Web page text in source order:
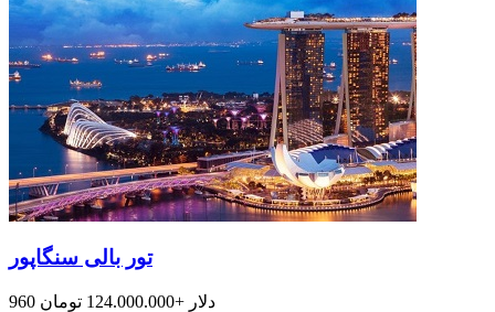
تور بالی سنگاپور
960 دلار +124.000.000 تومان